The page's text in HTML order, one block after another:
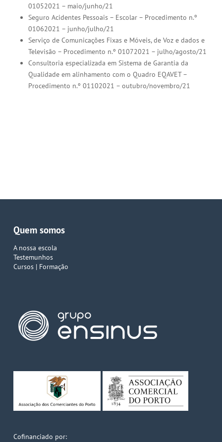
01052021 – maio/junho/21
Seguro Acidentes Pessoais – Escolar – Procedimento n.º
01062021 – junho/julho/21
Serviço de Comunicações Fixas e Móveis, de Voz e dados e
Televisão – Procedimento n.º 01072021 – julho/agosto/21
Consultoria especializada em Sistema de Garantia da
Qualidade em alinhamento com o Quadro EQAVET –
Procedimento n.º 01102021 – outubro/novembro/21
Quem somos
A nossa escola
Testemunhos
Cursos | Formação
Cofinanciado por: